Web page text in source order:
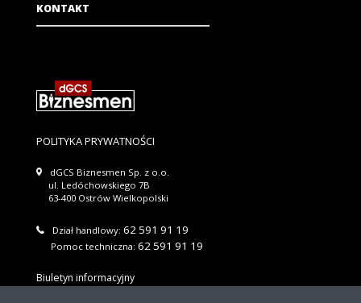
KONTAKT
POLITYKA PRYWATNOŚCI
dGCS Biznesmen Sp. z o.o.
ul. Ledóchowskiego 7B
63-400 Ostrów Wielkopolski
Dział handlowy: 62 591 91 19
Pomoc techniczna:62 591 91 19
Biuletyn informacyjny